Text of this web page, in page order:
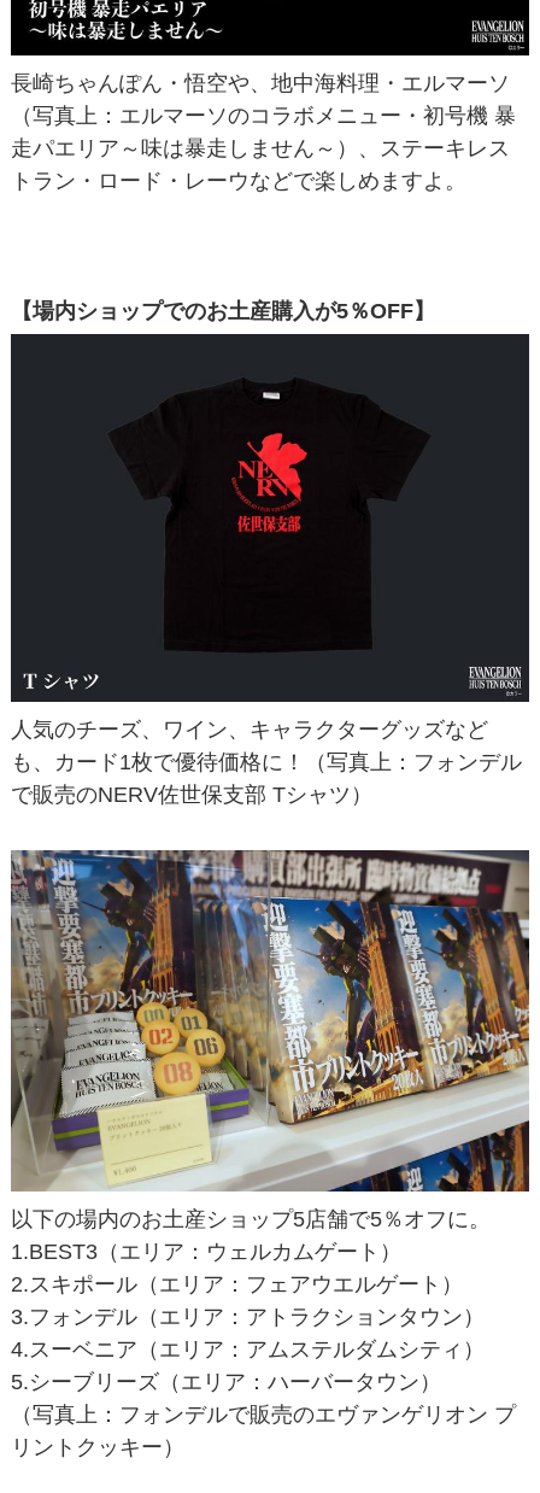
長崎ちゃんぽん・悟空や、地中海料理・エルマーソ
（写真上：エルマーソのコラボメニュー・初号機 暴
走パエリア～味は暴走しません～）、ステーキレス
トラン・ロード・レーウなどで楽しめますよ。
【場内ショップでのお土産購入が5％OFF】
人気のチーズ、ワイン、キャラクターグッズなど
も、カード1枚で優待価格に！（写真上：フォンデル
で販売のNERV佐世保支部 Tシャツ）
以下の場内のお土産ショップ5店舗で5％オフに。
1.BEST3（エリア：ウェルカムゲート）
2.スキポール（エリア：フェアウエルゲート）
3.フォンデル（エリア：アトラクションタウン）
4.スーベニア（エリア：アムステルダムシティ）
5.シーブリーズ（エリア：ハーバータウン）
（写真上：フォンデルで販売のエヴァンゲリオン プ
リントクッキー）